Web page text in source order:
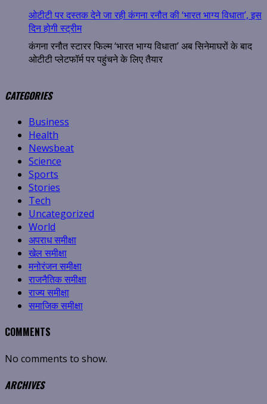
ओटीटी पर दस्तक देने जा रही कंगना रनौत की ‘भारत भाग्य विधाता’, इस
दिन होगी स्ट्रीम
कंगना रनौत स्टारर फिल्म ‘भारत भाग्य विधाता’ अब सिनेमाघरों के बाद
ओटीटी प्लेटफॉर्म पर पहुंचने के लिए तैयार
CATEGORIES
Business
Health
Newsbeat
Science
Sports
Stories
Tech
Uncategorized
World
अपराध समीक्षा
खेल समीक्षा
मनोरंजन समीक्षा
राजनैतिक समीक्षा
राज्य समीक्षा
समाजिक समीक्षा
COMMENTS
No comments to show.
ARCHIVES